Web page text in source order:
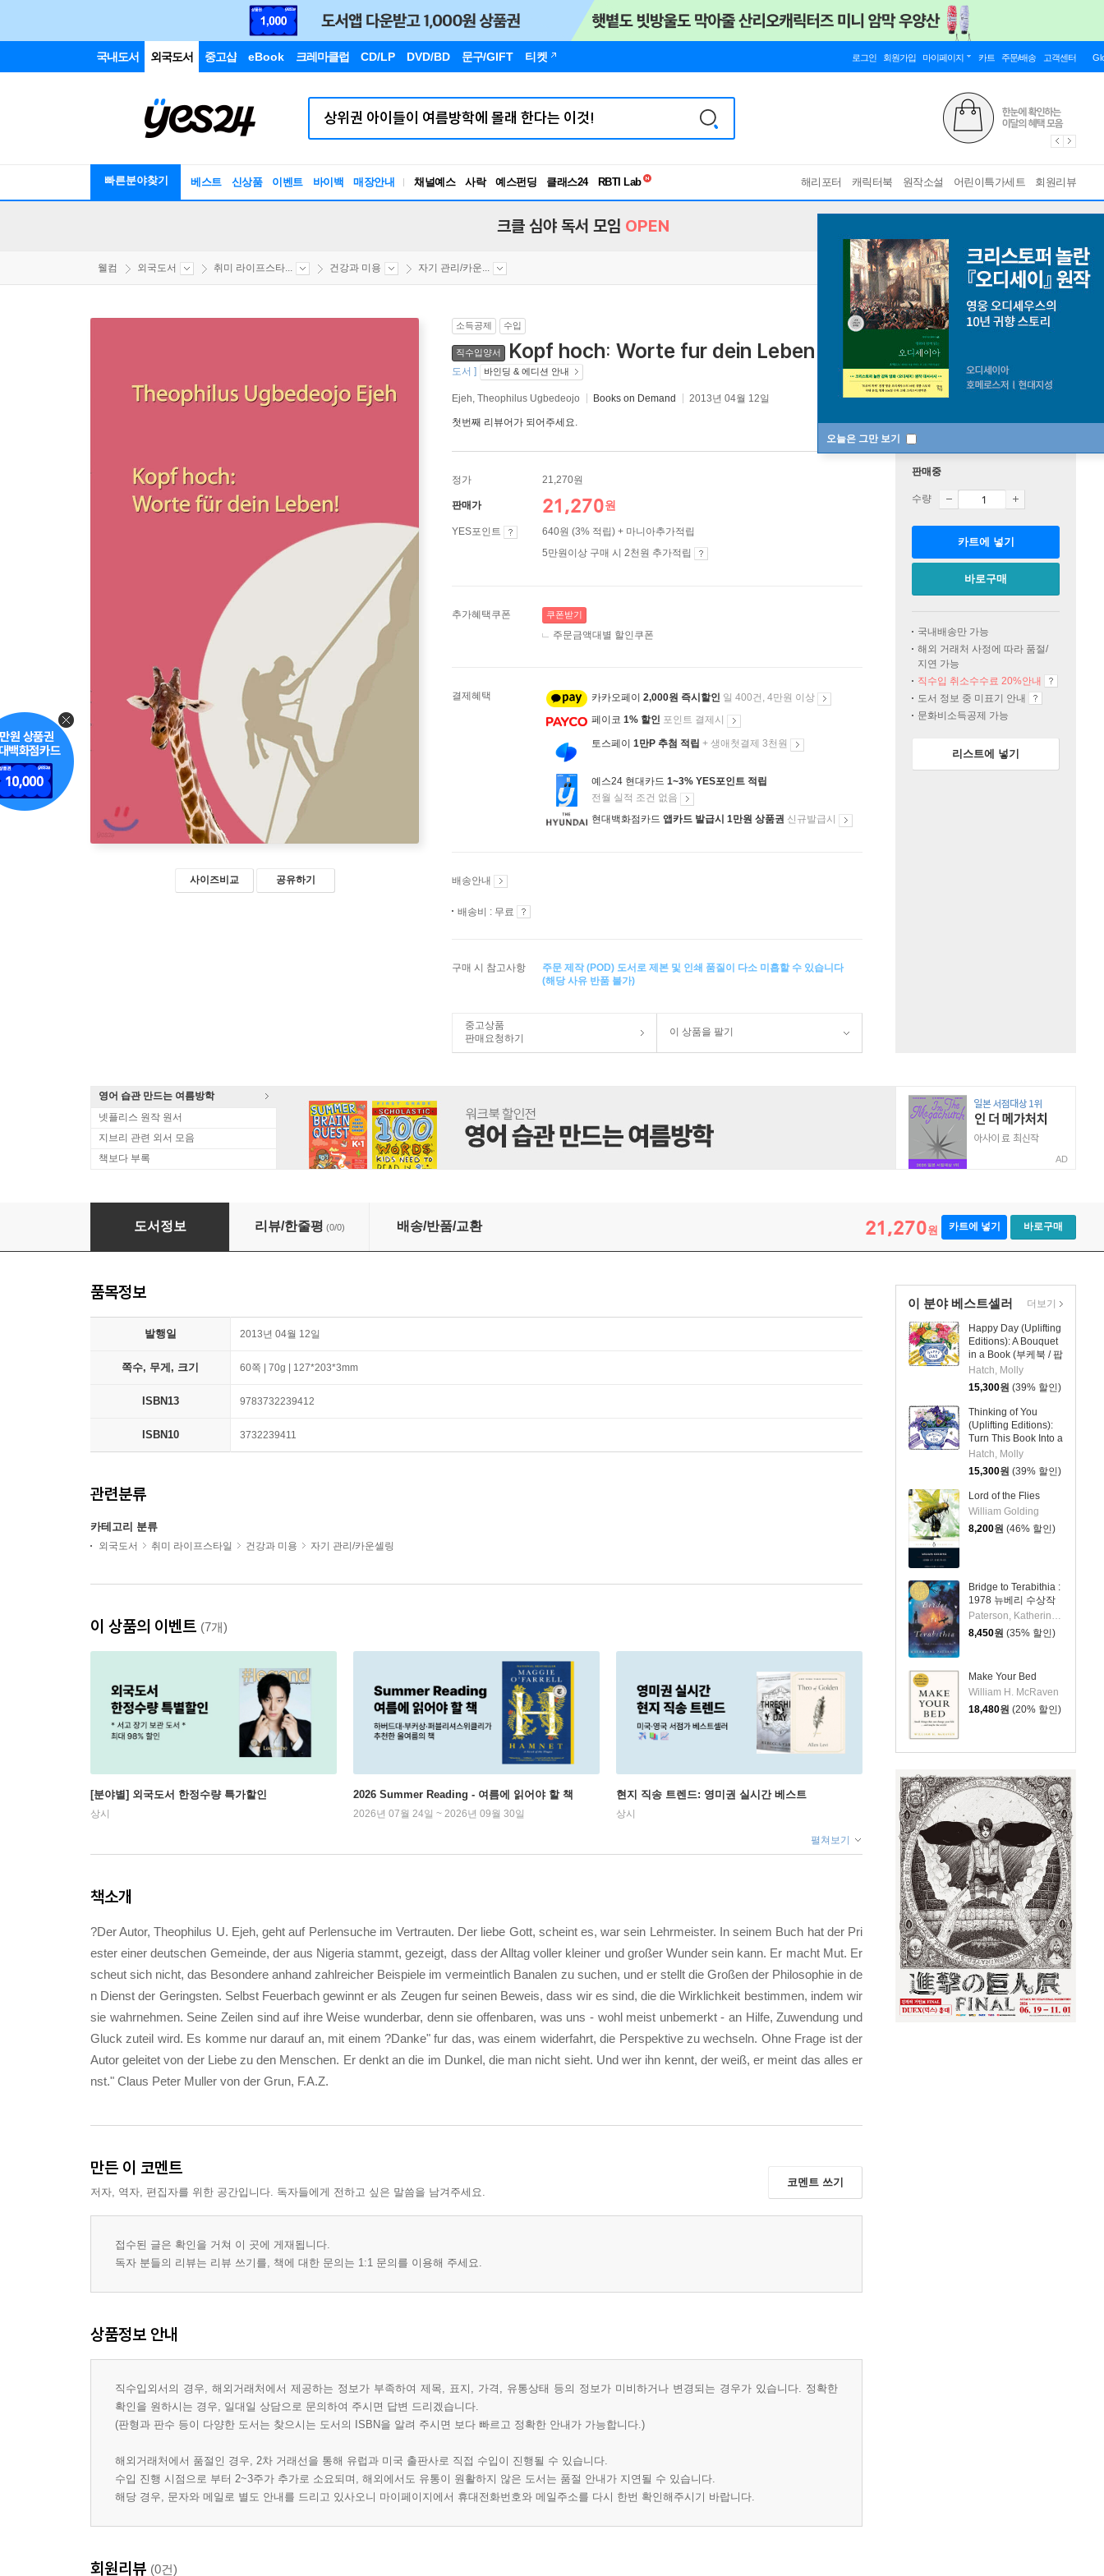
국내도서 외국도서 중고샵 eBook 크레마클럽 CD/LP DVD/BD 문구/GIFT 티켓 로그인 회원가입 마이페이지 카트 주문/배송 고객센터
빠른분야찾기 베스트 신상품 이벤트 바이백 매장안내 채널예스 사락 예스펀딩 클래스24
독서유형검사
해리포터 캐릭터북 원작소설 어린이특가세트 회원리뷰
오늘은 그만 보기
크클 심야 독서 모임 OPEN
웰컴 외국도서 취미 라이프스타... 건강과 미용 자기 관리/카운...
사이즈비교 공유하기
소득공제 수입
직수입양서 Kopf hoch: Worte fur dein Leben Worte fur dein Leben
도서 ]
바인딩 & 에디션 안내
Ejeh, Theophilus Ugbedeojo Books on Demand 2013년 04월 12일
첫번째 리뷰어가 되어주세요.
정가 21,270원
판매가 21,270원
YES포인트
640원 (3% 적립) + 마니아추가적립
5만원이상 구매 시 2천원 추가적립
추가혜택쿠폰 쿠폰받기
주문금액대별 할인쿠폰
결제혜택 카카오페이 2,000원 즉시할인 일 400건, 4만원 이상
페이코 1% 할인 포인트 결제시
토스페이 1만P 추첨 적립 + 생애첫결제 3천원
예스24 현대카드 1~3% YES포인트 적립
전월 실적 조건 없음
현대백화점카드 앱카드 발급시 1만원 상품권 신규발급시
배송안내
배송비 : 무료
구매 시 참고사항
주문 제작 (POD) 도서로 제본 및 인쇄 품질이 다소 미흡할 수 있습니다
(해당 사유 반품 불가)
중고상품
판매요청하기
이 상품을 팔기
판매중
수량
카트에 넣기
바로구매
국내배송만 가능
해외 거래처 사정에 따라 품절/
지연 가능
직수입 취소수수료 20%안내
도서 정보 중 미표기 안내
문화비소득공제 가능
리스트에 넣기
영어 습관 만드는 여름방학
넷플리스 원작 원서
지브리 관련 외서 모음
책보다 부록
AD
Kopf hoch: Worte fur dein Leben
도서정보 리뷰/한줄평 (0/0) 배송/반품/교환 21,270원 카트에 넣기 바로구매
이 분야 베스트셀러
Happy Day (Uplifting
Editions): A Bouquet
in a Book (부케북 / 팝
업북)
Hatch, Molly
15,300원 (39% 할인)
Thinking of You
(Uplifting Editions):
Turn This Book Into a
Bouquet (부케북 / 팝
업북)
Hatch, Molly
15,300원 (39% 할인)
Lord of the Flies
William Golding
8,200원 (46% 할인)
Bridge to Terabithia :
1978 뉴베리 수상작
Paterson, Katherine / Diamond, Donna
8,450원 (35% 할인)
Make Your Bed
William H. McRaven
18,480원 (20% 할인)
더보기
품목정보
발행일 2013년 04월 12일
쪽수, 무게, 크기 60쪽 | 70g | 127*203*3mm
ISBN13 9783732239412
ISBN10 3732239411
관련분류
카테고리 분류
외국도서 취미 라이프스타일 건강과 미용 자기 관리/카운셀링
이 상품의 이벤트 (7개)
[분야별] 외국도서 한정수량 특가할인
상시
2026 Summer Reading - 여름에 읽어야 할 책
2026년 07월 24일 ~ 2026년 09월 30일
현지 직송 트렌드: 영미권 실시간 베스트
상시
펼쳐보기
책소개
?Der Autor, Theophilus U. Ejeh, geht auf Perlensuche im Vertrauten. Der liebe Gott, scheint es, war sein Lehrmeister. In seinem Buch hat der Pri
ester einer deutschen Gemeinde, der aus Nigeria stammt, gezeigt, dass der Alltag voller kleiner und großer Wunder sein kann. Er macht Mut. Er
scheut sich nicht, das Besondere anhand zahlreicher Beispiele im vermeintlich Banalen zu suchen, und er stellt die Großen der Philosophie in de
n Dienst der Geringsten. Selbst Feuerbach gewinnt er als Zeugen fur seinen Beweis, dass wir es sind, die die Wirklichkeit bestimmen, indem wir
sie wahrnehmen. Seine Zeilen sind auf ihre Weise wunderbar, denn sie offenbaren, was uns - wohl meist unbemerkt - an Hilfe, Zuwendung und
Gluck zuteil wird. Es komme nur darauf an, mit einem ?Danke" fur das, was einem widerfahrt, die Perspektive zu wechseln. Ohne Frage ist der
Autor geleitet von der Liebe zu den Menschen. Er denkt an die im Dunkel, die man nicht sieht. Und wer ihn kennt, der weiß, er meint das alles er
nst." Claus Peter Muller von der Grun, F.A.Z.
만든 이 코멘트
저자, 역자, 편집자를 위한 공간입니다. 독자들에게 전하고 싶은 말씀을 남겨주세요.
코멘트 쓰기
접수된 글은 확인을 거쳐 이 곳에 게재됩니다.
독자 분들의 리뷰는 리뷰 쓰기를, 책에 대한 문의는 1:1 문의를 이용해 주세요.
상품정보 안내
직수입외서의 경우, 해외거래처에서 제공하는 정보가 부족하여 제목, 표지, 가격, 유통상태 등의 정보가 미비하거나 변경되는 경우가 있습니다. 정확한
확인을 원하시는 경우, 일대일 상담으로 문의하여 주시면 답변 드리겠습니다.
(판형과 판수 등이 다양한 도서는 찾으시는 도서의 ISBN을 알려 주시면 보다 빠르고 정확한 안내가 가능합니다.)
해외거래처에서 품절인 경우, 2차 거래선을 통해 유럽과 미국 출판사로 직접 수입이 진행될 수 있습니다.
수입 진행 시점으로 부터 2~3주가 추가로 소요되며, 해외에서도 유통이 원활하지 않은 도서는 품절 안내가 지연될 수 있습니다.
해당 경우, 문자와 메일로 별도 안내를 드리고 있사오니 마이페이지에서 휴대전화번호와 메일주소를 다시 한번 확인해주시기 바랍니다.
회원리뷰 (0건)